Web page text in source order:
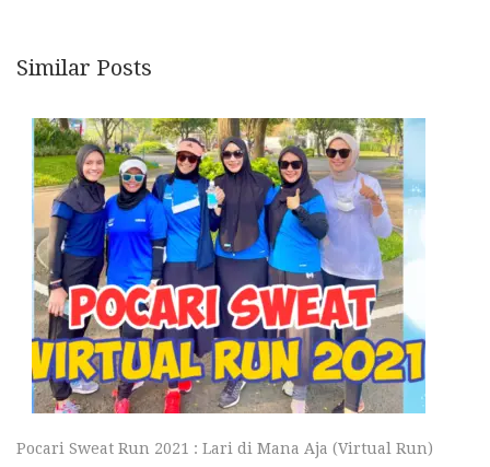
Similar Posts
Pocari Sweat Run 2021 : Lari di Mana Aja (Virtual Run)